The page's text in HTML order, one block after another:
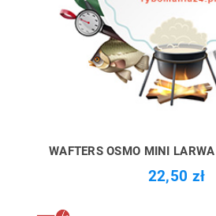
WAFTERS OSMO MINI
22,50 zł